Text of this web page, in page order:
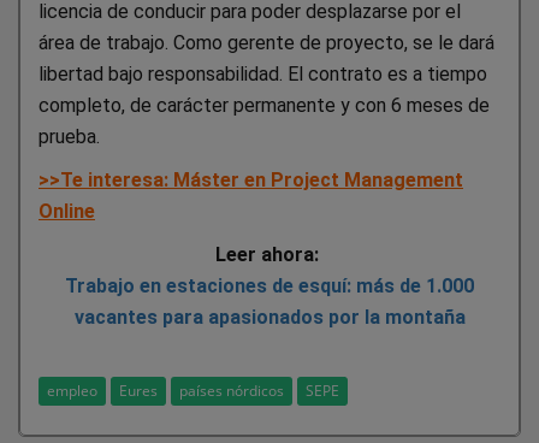
licencia de conducir para poder desplazarse por el
área de trabajo. Como gerente de proyecto, se le dará
libertad bajo responsabilidad. El contrato es a tiempo
completo, de carácter permanente y con 6 meses de
prueba.
>>Te interesa: Máster en Project Management
Online
Leer ahora:
Trabajo en estaciones de esquí: más de 1.000
vacantes para apasionados por la montaña
empleo Eures países nórdicos SEPE